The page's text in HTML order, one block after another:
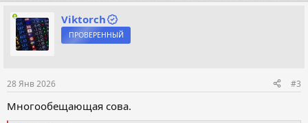
Viktorch
ПРОВЕРЕННЫЙ
28 Янв 2026 #3
Многообещающая сова.